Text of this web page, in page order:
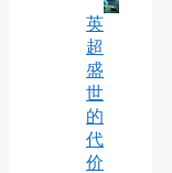
英
超
盛
世
的
代
价